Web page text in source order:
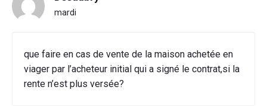
mardi
que faire en cas de vente de la maison achetée en
viager par l’acheteur initial qui a signé le contrat,si la
rente n’est plus versée?